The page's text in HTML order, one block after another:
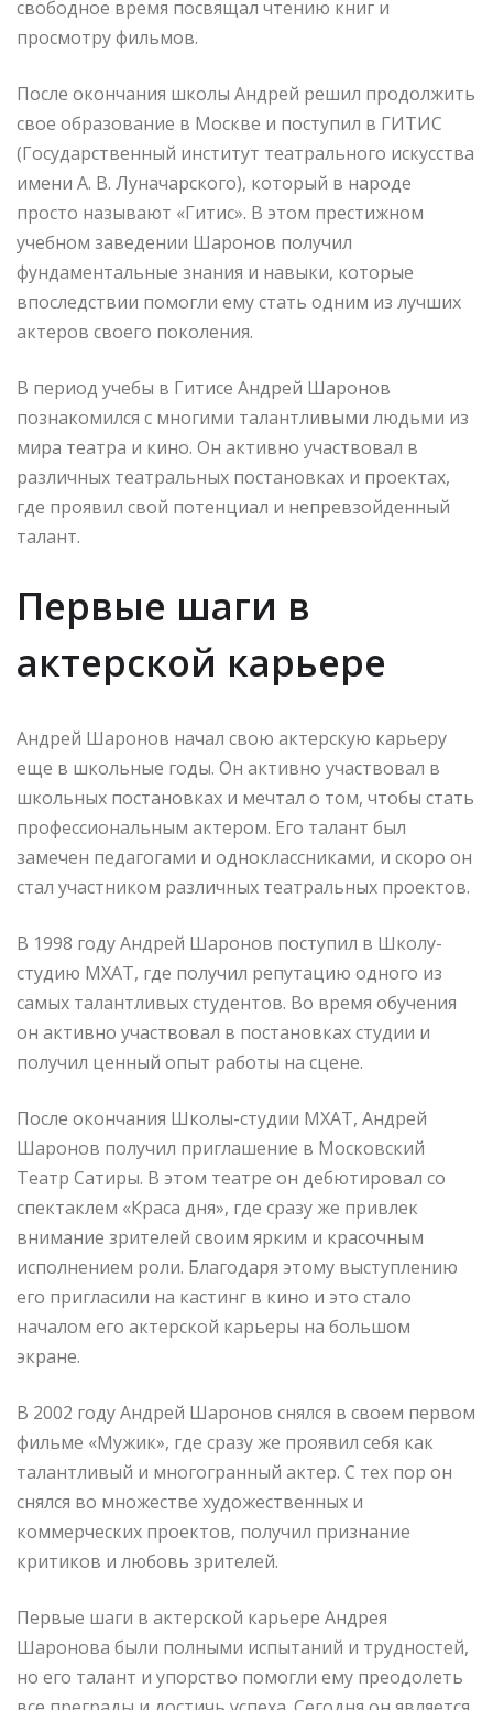
свободное время посвящал чтению книг и
просмотру фильмов.
После окончания школы Андрей решил продолжить
свое образование в Москве и поступил в ГИТИС
(Государственный институт театрального искусства
имени А. В. Луначарского), который в народе
просто называют «Гитис». В этом престижном
учебном заведении Шаронов получил
фундаментальные знания и навыки, которые
впоследствии помогли ему стать одним из лучших
актеров своего поколения.
В период учебы в Гитисе Андрей Шаронов
познакомился с многими талантливыми людьми из
мира театра и кино. Он активно участвовал в
различных театральных постановках и проектах,
где проявил свой потенциал и непревзойденный
талант.
Первые шаги в
актерской карьере
Андрей Шаронов начал свою актерскую карьеру
еще в школьные годы. Он активно участвовал в
школьных постановках и мечтал о том, чтобы стать
профессиональным актером. Его талант был
замечен педагогами и одноклассниками, и скоро он
стал участником различных театральных проектов.
В 1998 году Андрей Шаронов поступил в Школу-
студию МХАТ, где получил репутацию одного из
самых талантливых студентов. Во время обучения
он активно участвовал в постановках студии и
получил ценный опыт работы на сцене.
После окончания Школы-студии МХАТ, Андрей
Шаронов получил приглашение в Московский
Театр Сатиры. В этом театре он дебютировал со
спектаклем «Краса дня», где сразу же привлек
внимание зрителей своим ярким и красочным
исполнением роли. Благодаря этому выступлению
его пригласили на кастинг в кино и это стало
началом его актерской карьеры на большом
экране.
В 2002 году Андрей Шаронов снялся в своем первом
фильме «Мужик», где сразу же проявил себя как
талантливый и многогранный актер. С тех пор он
снялся во множестве художественных и
коммерческих проектов, получил признание
критиков и любовь зрителей.
Первые шаги в актерской карьере Андрея
Шаронова были полными испытаний и трудностей,
но его талант и упорство помогли ему преодолеть